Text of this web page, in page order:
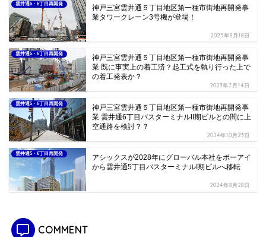
雲井通5・6丁目再開発
神戸三宮雲井通５丁目地区第一種市街地再開発事
業タワークレーン3号機が登場！
2025年9月18日
雲井通5・6丁目再開発
神戸三宮雲井通５丁目地区第一種市街地再開発事
業 既に事実上の着工済？起工式を執り行った上で
の着工発表か？
2023年7月14日
雲井通5・6丁目再開発
神戸三宮雲井通５丁目地区第一種市街地再開発事
業 雲井通6丁目バスターミナルII期ビルとの間に上
空通路を検討？？
2024年10月23日
雲井通5・6丁目再開発
アシックスが2028年にグローバル本社をポーアイ
から雲井通5丁目バスターミナルI期ビルへ移転
2024年8月28日
COMMENT